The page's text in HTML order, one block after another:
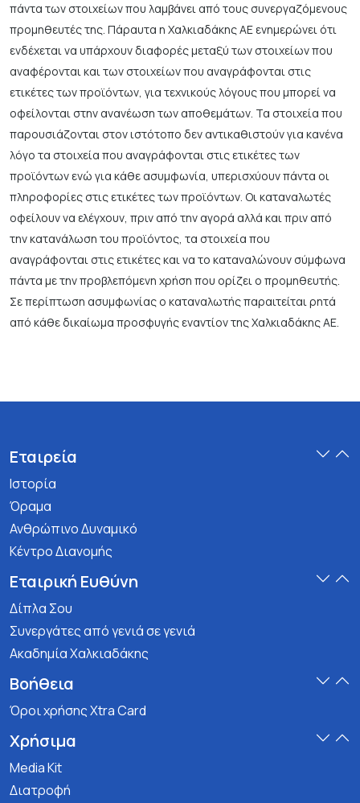
πάντα των στοιχείων που λαμβάνει από τους συνεργαζόμενους
προμηθευτές της. Πάραυτα η Χαλκιαδάκης ΑΕ ενημερώνει ότι
ενδέχεται να υπάρχουν διαφορές μεταξύ των στοιχείων που
αναφέρονται και των στοιχείων που αναγράφονται στις
ετικέτες των προϊόντων, για τεχνικούς λόγους που μπορεί να
οφείλονται στην ανανέωση των αποθεμάτων. Τα στοιχεία που
παρουσιάζονται στον ιστότοπο δεν αντικαθιστούν για κανένα
λόγο τα στοιχεία που αναγράφονται στις ετικέτες των
προϊόντων ενώ για κάθε ασυμφωνία, υπερισχύουν πάντα οι
πληροφορίες στις ετικέτες των προϊόντων. Οι καταναλωτές
οφείλουν να ελέγχουν, πριν από την αγορά αλλά και πριν από
την κατανάλωση του προϊόντος, τα στοιχεία που
αναγράφονται στις ετικέτες και να το καταναλώνουν σύμφωνα
πάντα με την προβλεπόμενη χρήση που ορίζει ο προμηθευτής.
Σε περίπτωση ασυμφωνίας ο καταναλωτής παραιτείται ρητά
από κάθε δικαίωμα προσφυγής εναντίον της Χαλκιαδάκης ΑΕ.
Εταιρεία
Ιστορία
Όραμα
Ανθρώπινο Δυναμικό
Κέντρο Διανομής
Εταιρική Ευθύνη
Δίπλα Σου
Συνεργάτες από γενιά σε γενιά
Ακαδημία Χαλκιαδάκης
Βοήθεια
Όροι χρήσης Xtra Card
Χρήσιμα
Media Kit
Διατροφή